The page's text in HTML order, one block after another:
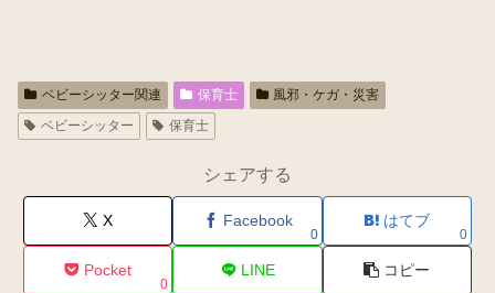
ベビーシッター関連 保育士
風邪・ケガ・災害
ベビーシッター
保育士
シェアする
X Facebook
0
はてブ
0
Pocket
0
LINE コピー